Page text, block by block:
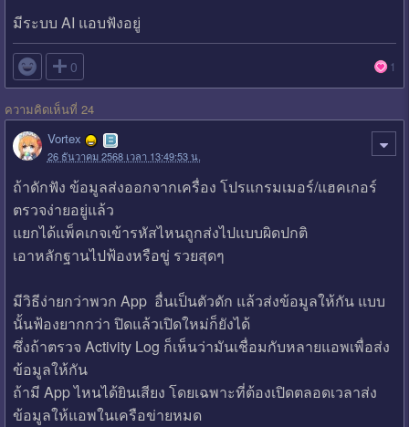
มีระบบ AI แอบฟังอยู่
 0 1
ความคิดเห็นที่ 24
Vortex
26 ธันวาคม 2568 เวลา 13:49:53 น.
ถ้าดักฟัง ข้อมูลส่งออกจากเครื่อง โปรแกรมเมอร์/แฮคเกอร์
ตรวจง่ายอยู่แล้ว
แยกได้แพ็คเกจเข้ารหัสไหนถูกส่งไปแบบผิดปกติ
เอาหลักฐานไปฟ้องหรือขู่ รวยสุดๆ
มีวิธีง่ายกว่าพวก App อื่นเป็นตัวดัก แล้วส่งข้อมูลให้กัน แบบ
นั้นฟ้องยากกว่า ปิดแล้วเปิดใหม่ก็ยังได้
ซึ่งถ้าตรวจ Activity Log ก็เห็นว่ามันเชื่อมกับหลายแอพเพื่อส่ง
ข้อมูลให้กัน
ถ้ามี App ไหนได้ยินเสียง โดยเฉพาะที่ต้องเปิดตลอดเวลาส่ง
ข้อมูลให้แอพในเครือข่ายหมด